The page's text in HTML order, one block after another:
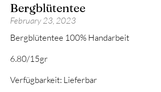
Bergblütentee
February 23, 2023
Bergblütentee 100% Handarbeit
6.80/15gr
Verfügbarkeit: Lieferbar